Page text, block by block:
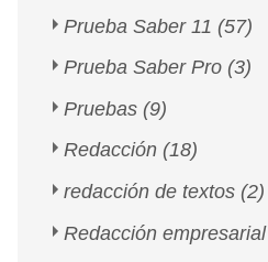
Prueba Saber 11 (57)
Prueba Saber Pro (3)
Pruebas (9)
Redacción (18)
redacción de textos (2)
Redacción empresarial